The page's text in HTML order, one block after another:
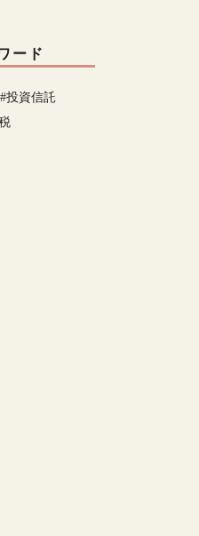
ード
#投資信託